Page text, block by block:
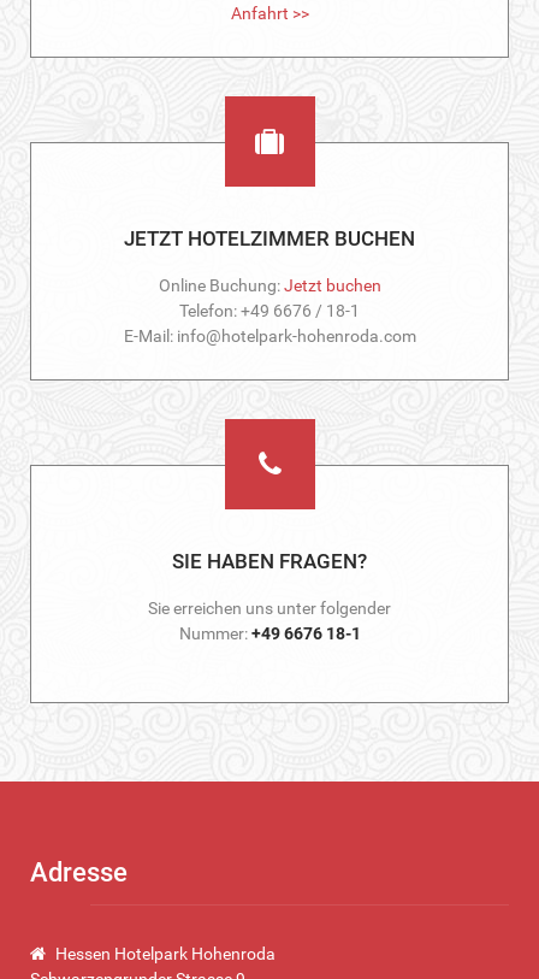
Anfahrt >>
JETZT HOTELZIMMER BUCHEN
Online Buchung:Jetzt buchen
Telefon: +49 6676 / 18-1
E-Mail: info@hotelpark-hohenroda.com
SIE HABEN FRAGEN?
Sie erreichen uns unter folgender
Nummer:+49 6676 18-1
Adresse
Hessen Hotelpark Hohenroda